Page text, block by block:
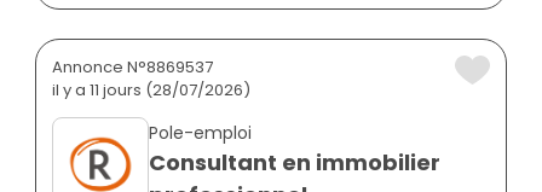
Annonce N°8869537
il y a 11 jours (28/07/2026)
Pole-emploi
Consultant en immobilier